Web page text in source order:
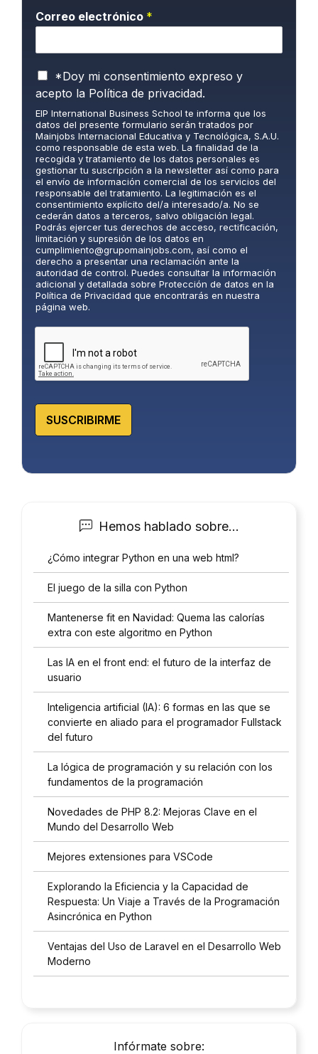
Correo electrónico *
P
o
í
t
i
c
a
d
e
P
r
i
v
a
c
i
d
a
*Doy mi consentimiento expreso y
acepto la Política de privacidad.
EIP International Business School te informa que los
datos del presente formulario serán tratados por
Mainjobs Internacional Educativa y Tecnológica, S.A.U.
como responsable de esta web. La finalidad de la
recogida y tratamiento de los datos personales es
gestionar tu suscripción a la newsletter así como para
el envío de información comercial de los servicios del
responsable del tratamiento. La legitimación es el
consentimiento explícito del/a interesado/a. No se
cederán datos a terceros, salvo obligación legal.
Podrás ejercer tus derechos de acceso, rectificación,
limitación y supresión de los datos en
cumplimiento@grupomainjobs.com, así como el
derecho a presentar una reclamación ante la
autoridad de control. Puedes consultar la información
adicional y detallada sobre Protección de datos en la
Política de Privacidad que encontrarás en nuestra
página web.
SUSCRIBIRME
Hemos hablado sobre…
¿Cómo integrar Python en una web html?
El juego de la silla con Python
Mantenerse fit en Navidad: Quema las calorías
extra con este algoritmo en Python
Las IA en el front end: el futuro de la interfaz de
usuario
Inteligencia artificial (IA): 6 formas en las que se
convierte en aliado para el programador Fullstack
del futuro
La lógica de programación y su relación con los
fundamentos de la programación
Novedades de PHP 8.2: Mejoras Clave en el
Mundo del Desarrollo Web
Mejores extensiones para VSCode
Explorando la Eficiencia y la Capacidad de
Respuesta: Un Viaje a Través de la Programación
Asincrónica en Python
Ventajas del Uso de Laravel en el Desarrollo Web
Moderno
Infórmate sobre: